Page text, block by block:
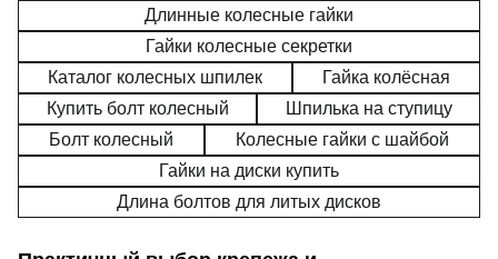
Длинные колесные гайки
Гайки колесные секретки
Каталог колесных шпилек
Гайка колёсная
Купить болт колесный
Шпилька на ступицу
Болт колесный
Колесные гайки с шайбой
Гайки на диски купить
Длина болтов для литых дисков